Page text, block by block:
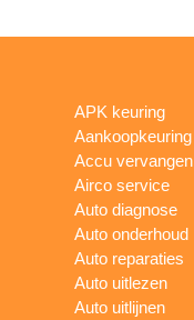
APK keuring
Aankoopkeuring
Accu vervangen
Airco service
Auto diagnose
Auto onderhoud
Auto reparaties
Auto uitlezen
Auto uitlijnen